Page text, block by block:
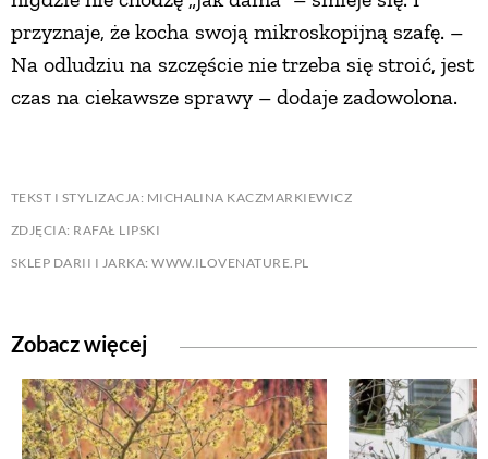
przyznaje, że kocha swoją mikroskopijną szafę. –
Na odludziu na szczęście nie trzeba się stroić, jest
czas na ciekawsze sprawy – dodaje zadowolona.
TEKST I STYLIZACJA: MICHALINA KACZMARKIEWICZ
ZDJĘCIA: RAFAŁ LIPSKI
SKLEP DARII I JARKA: WWW.ILOVENATURE.PL
Zobacz więcej